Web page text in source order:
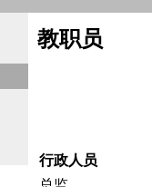
教职员
行政人员